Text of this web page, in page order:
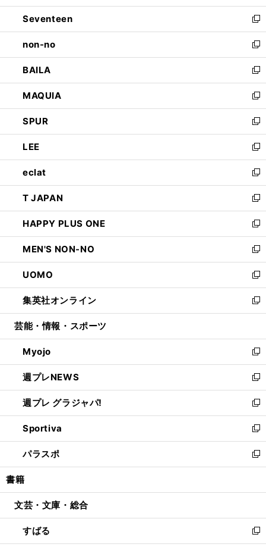
開
く
ウ
で
開
く
ン
ド
ウ
で
開
く
Seventeen
新
し
い
ウ
ィ
ン
ド
ウ
で
開
く
non-no
新
し
い
ウ
ィ
ン
ド
ウ
で
開
く
BAILA
新
し
い
ウ
ィ
ン
ド
ウ
で
開
く
MAQUIA
新
し
い
ウ
ィ
ン
ド
ウ
で
開
く
SPUR
新
し
い
ウ
ィ
ン
ド
ウ
で
開
く
LEE
新
し
い
ウ
ィ
ン
ド
ウ
で
開
く
eclat
新
し
い
ウ
ィ
ン
ド
ウ
で
開
く
T JAPAN
新
し
い
ウ
ィ
ン
ド
ウ
で
開
HAPPY PLUS ONE
新
し
い
ウ
ィ
ン
ド
ウ
開
く
MEN'S NON-NO
新
し
い
ウ
ィ
ン
ウ
で
開
く
UOMO
新
し
い
ウ
ン
ド
ウ
で
開
く
集英社オンライン
新
し
ウ
ィ
ン
ド
ウ
で
開
く
芸能・情報・スポーツ
Myojo
新
し
い
ウ
ィ
ン
ド
ウ
で
開
週プレNEWS
新
し
い
ウ
ィ
ン
ド
ウ
開
週プレ グラジャパ!
新
し
い
ウ
ィ
ン
ウ
開
く
Sportiva
新
し
い
ウ
ン
ウ
で
開
パラスポ
新
し
ウ
ン
ド
ウ
書籍
文芸・文庫・総合
すばる
新